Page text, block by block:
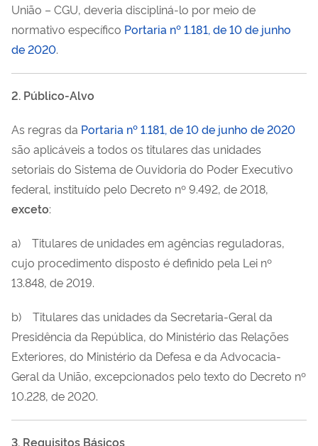
União – CGU, deveria discipliná-lo por meio de
normativo específico Portaria nº 1.181, de 10 de junho
de 2020.
2. Público-Alvo
As regras da Portaria nº 1.181, de 10 de junho de 2020
são aplicáveis a todos os titulares das unidades
setoriais do Sistema de Ouvidoria do Poder Executivo
federal, instituído pelo Decreto nº 9.492, de 2018,
exceto:
a) Titulares de unidades em agências reguladoras,
cujo procedimento disposto é definido pela Lei nº
13.848, de 2019.
b) Titulares das unidades da Secretaria-Geral da
Presidência da República, do Ministério das Relações
Exteriores, do Ministério da Defesa e da Advocacia-
Geral da União, excepcionados pelo texto do Decreto nº
10.228, de 2020.
3. Requisitos Básicos